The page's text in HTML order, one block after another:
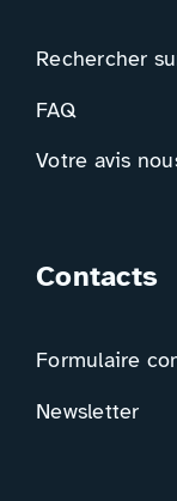
Rechercher
FAQ
Votre avis
Contacts
Formulaire
Newsletter